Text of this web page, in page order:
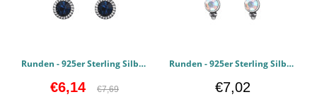
Runden - 925er Sterling Silber Bali Hoops PCJW48025
€6,14 €7,69
Runden - 925er Sterling Silber Bali Hoops PCJW48024
€7,02